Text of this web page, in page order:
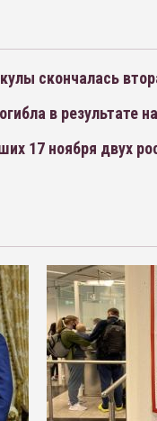
скончалась
в результате
17 ноября двух